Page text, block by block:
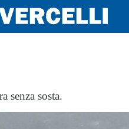
senza sosta.